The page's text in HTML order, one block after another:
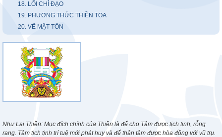
18. LỐI CHỈ ĐẠO
19. PHƯƠNG THỨC THIỀN TỌA
20. VỀ MẬT TÔN
Như Lai Thiền: Mục đích chính của Thiền là để cho Tâm được tịch tịnh, rỗng
rang. Tâm tịch tịnh trí tuệ mới phát huy và để thân tâm được hòa đồng với vũ trụ.